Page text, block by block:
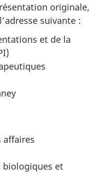
originale,
suivante :
et de la
affaires
biologiques et